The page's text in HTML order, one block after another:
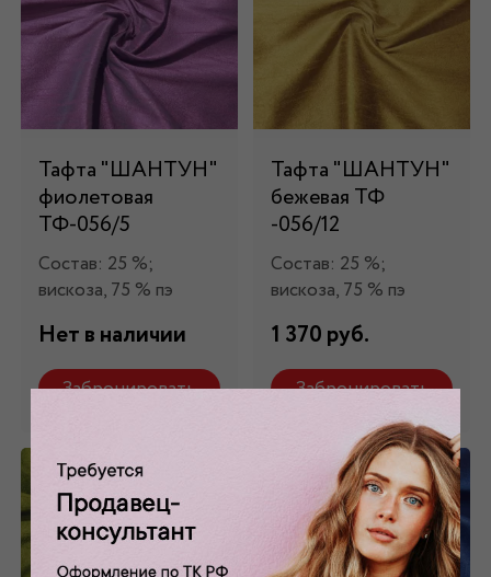
Тафта "ШАНТУН"
фиолетовая
ТФ-056/5
Состав: 25 %;
вискоза, 75 % пэ
Нет в наличии
Забронировать
Тафта "ШАНТУН"
бежевая ТФ
-056/12
Состав: 25 %;
вискоза, 75 % пэ
1 370 руб.
Забронировать